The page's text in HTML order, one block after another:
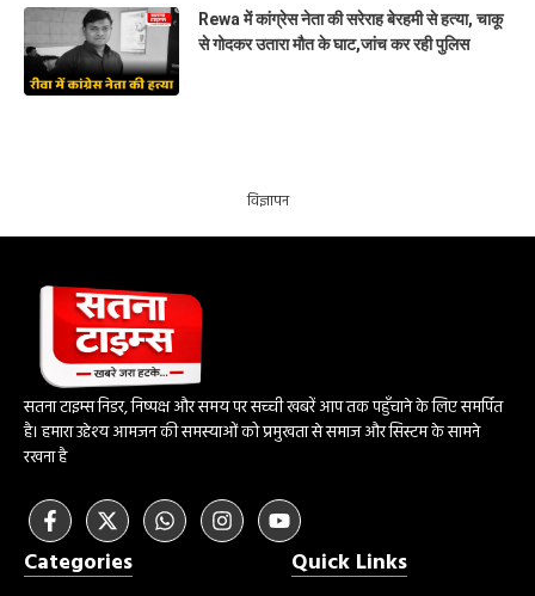
Rewa में कांग्रेस नेता की सरेराह बेरहमी से हत्या, चाकू
से गोदकर उतारा मौत के घाट,जांच कर रही पुलिस
विज्ञापन
सतना टाइम्स निडर, निष्पक्ष और समय पर सच्ची खबरें आप तक पहुँचाने के लिए समर्पित
है। हमारा उद्देश्य आमजन की समस्याओं को प्रमुखता से समाज और सिस्टम के सामने
रखना है
Categories Quick Links